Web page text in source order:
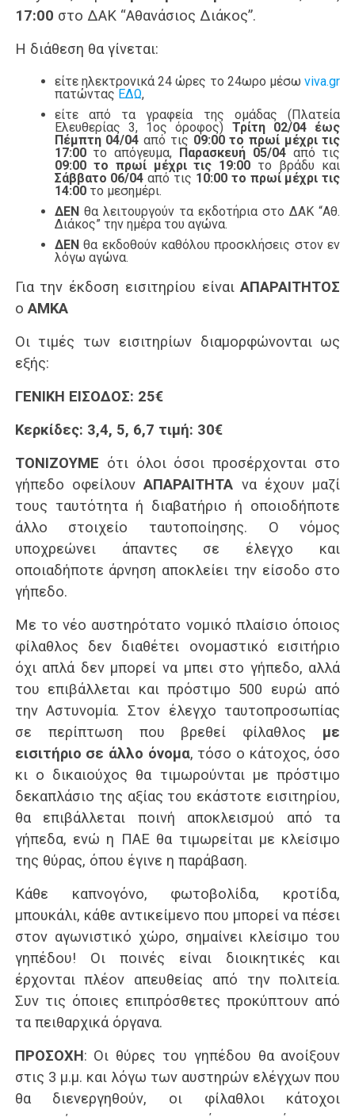
17:00 στο ΔΑΚ “Αθανάσιος Διάκος”.
Η διάθεση θα γίνεται:
είτε ηλεκτρονικά 24 ώρες το 24ωρο μέσωviva.gr
πατώντας ΕΔΩ,
είτε από τα γραφεία της ομάδας (Πλατεία
Ελευθερίας 3, 1ος όροφος) Τρίτη 02/04 έως
Πέμπτη 04/04από τις 09:00 το πρωί μέχρι τις
17:00το απόγευμα, Παρασκευή 05/04από τις
09:00 το πρωί μέχρι τις 19:00 το βράδυ και
Σάββατο 06/04 από τις 10:00 το πρωί μέχρι τις
14:00το μεσημέρι.
ΔΕΝθα λειτουργούν τα εκδοτήρια στο ΔΑΚ “Αθ.
Διάκος” την ημέρα του αγώνα.
ΔΕΝθα εκδοθούν καθόλου προσκλήσεις στον εν
λόγω αγώνα.
Για την έκδοση εισιτηρίου είναιΑΠΑΡΑΙΤΗΤΟΣ
ο ΑΜΚΑ
Οι τιμές των εισιτηρίων διαμορφώνονται ως
εξής:
ΓΕΝΙΚΗ ΕΙΣΟΔΟΣ: 25€
Κερκίδες: 3,4, 5, 6,7 τιμή: 30€
ΤΟΝΙΖΟΥΜΕ ότι όλοι όσοι προσέρχονται στο
γήπεδο οφείλουνΑΠΑΡΑΙΤΗΤΑ να έχουν μαζί
τους ταυτότητα ή διαβατήριο ή οποιοδήποτε
άλλο στοιχείο ταυτοποίησης. Ο νόμος
υποχρεώνει άπαντες σε έλεγχο και
οποιαδήποτε άρνηση αποκλείει την είσοδο στο
γήπεδο.
Με το νέο αυστηρότατο νομικό πλαίσιο όποιος
φίλαθλος δεν διαθέτει ονομαστικό εισιτήριο
όχι απλά δεν μπορεί να μπει στο γήπεδο, αλλά
του επιβάλλεται και πρόστιμο 500 ευρώ από
την Αστυνομία. Στον έλεγχο ταυτοπροσωπίας
σε περίπτωση που βρεθεί φίλαθλος με
εισιτήριο σε άλλο όνομα, τόσο ο κάτοχος, όσο
κι ο δικαιούχος θα τιμωρούνται με πρόστιμο
δεκαπλάσιο της αξίας του εκάστοτε εισιτηρίου,
θα επιβάλλεται ποινή αποκλεισμού από τα
γήπεδα, ενώ η ΠΑΕ θα τιμωρείται με κλείσιμο
της θύρας, όπου έγινε η παράβαση.
Κάθε καπνογόνο, φωτοβολίδα, κροτίδα,
μπουκάλι, κάθε αντικείμενο που μπορεί να πέσει
στον αγωνιστικό χώρο, σημαίνει κλείσιμο του
γηπέδου! Οι ποινές είναι διοικητικές και
έρχονται πλέον απευθείας από την πολιτεία.
Συν τις όποιες επιπρόσθετες προκύπτουν από
τα πειθαρχικά όργανα.
ΠΡΟΣΟΧΗ: Οι θύρες του γηπέδου θα ανοίξουν
στις 3 μ.μ. και λόγω των αυστηρών ελέγχων που
θα διενεργηθούν, οι φίλαθλοι κάτοχοι